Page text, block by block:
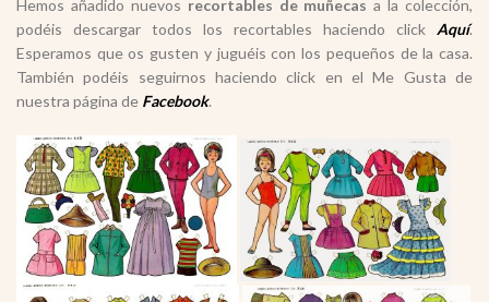
Hemos añadido nuevos recortables de muñecas a la colección,
podéis descargar todos los recortables haciendo click Aquí.
Esperamos que os gusten y juguéis con los pequeños de la casa.
También podéis seguirnos haciendo click en el Me Gusta de
nuestra página de Facebook.